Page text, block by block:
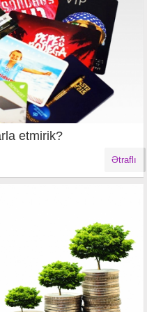
etmirik?
Ətraflı